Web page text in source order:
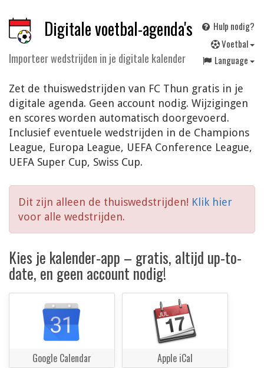
Digitale voetbal-agenda's
Importeer wedstrijden in je digitale kalender
Hulp nodig?
Voetbal
Language
Zet de thuiswedstrijden van FC Thun gratis in je
digitale agenda. Geen account nodig. Wijzigingen
en scores worden automatisch doorgevoerd.
Inclusief eventuele wedstrijden in de Champions
League, Europa League, UEFA Conference League,
UEFA Super Cup, Swiss Cup.
Dit zijn alleen de thuiswedstrijden! Klik hier
voor alle wedstrijden.
Kies je kalender-app – gratis, altijd up-to-
date, en geen account nodig!
Google Calendar Apple iCal